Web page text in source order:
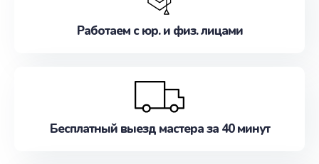
Работаем с юр. и физ. лицами
Бесплатный выезд мастера за 40 минут